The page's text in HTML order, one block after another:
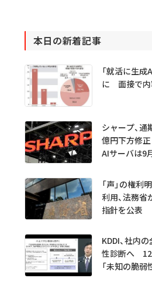
本日の新着記事
「就活に生成
に 面接で内
シャープ、
億円下方修
AIサーバは9
「声」の権
利用、法務
指針を公表
KDDI、社内
性診断へ
「未知の脆弱